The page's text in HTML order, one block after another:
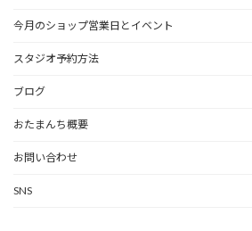
今月のショップ営業日とイベント
スタジオ予約方法
ブログ
おたまんち概要
お問い合わせ
SNS